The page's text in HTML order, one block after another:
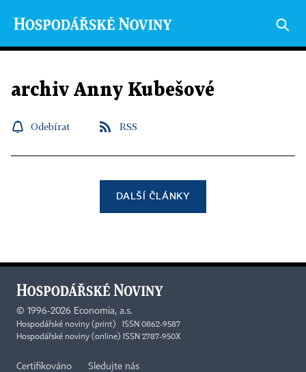
archiv Anny Kubešové
Odebírat RSS
DALŠÍ ČLÁNKY
© 1996-2026 Economia, a.s.
Hospodářské noviny (print) ISSN 0862-9587
Hospodářské noviny (online) ISSN 2787-950X
Certifikováno Sledujte nás